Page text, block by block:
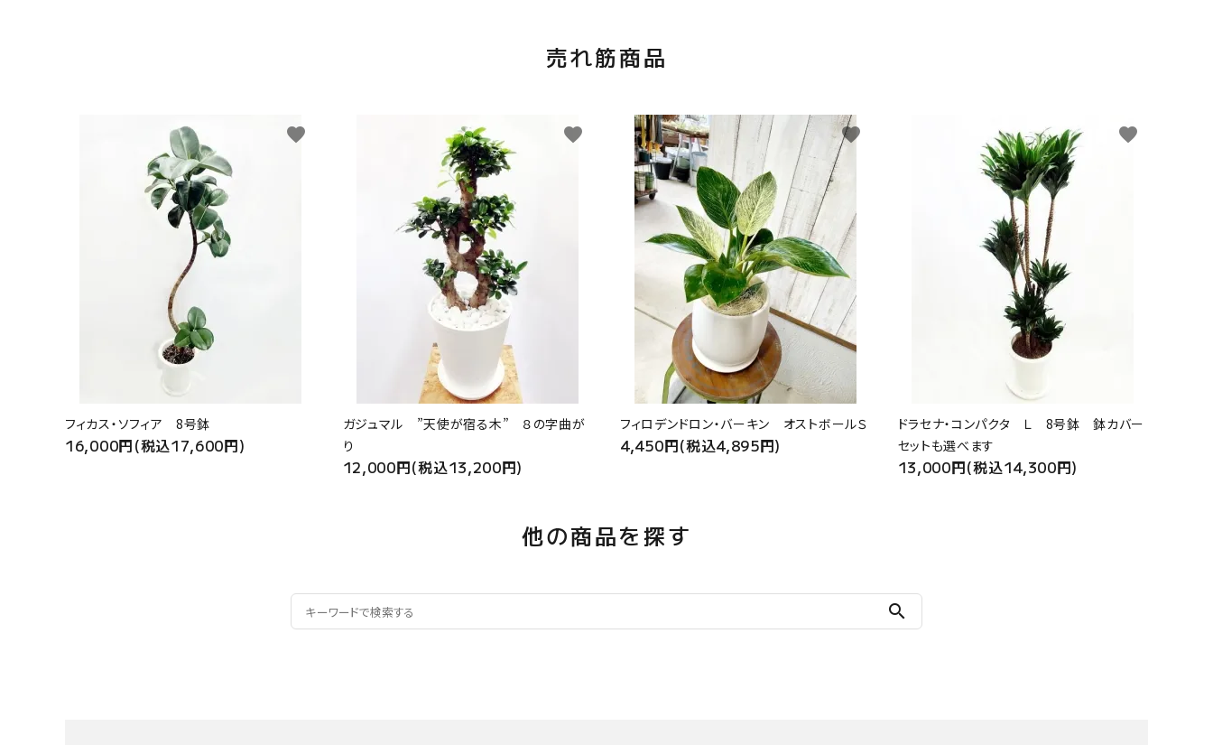
売れ筋商品
フィカス・ソフィア 8号鉢
16,000円(税込17,600円)
favorite
ガジュマル ”天使が宿る木” ８の字曲が
り
12,000円(税込13,200円)
favorite
フィロデンドロン・バーキン オストボールＳ
4,450円(税込4,895円)
favorite
ドラセナ・コンパクタ Ｌ 8号鉢 鉢カバー
セットも選べます
13,000円(税込14,300円)
favorite
他の商品を探す
search